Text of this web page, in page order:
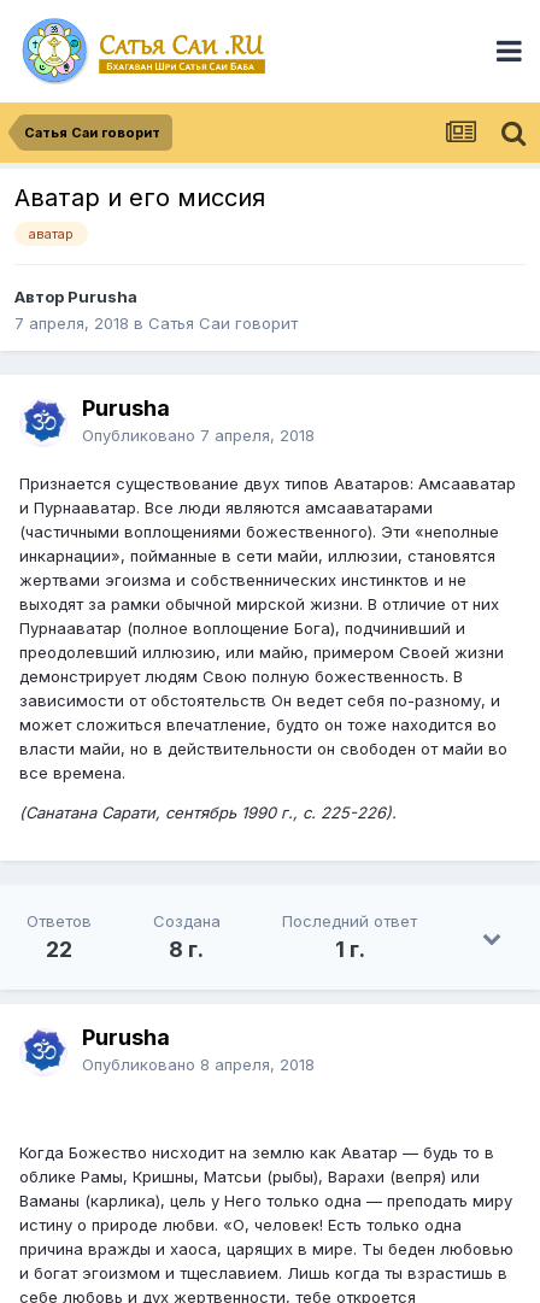
Сатья Саи говорит
Аватар и его миссия
аватар
Автор Purusha
7 апреля, 2018 в Сатья Саи говорит
Purusha
Опубликовано 7 апреля, 2018
Признается существование двух типов Аватаров: Амсааватар
и Пурнааватар. Все люди являются амсааватарами
(частичными воплощениями божественного). Эти «неполные
инкарнации», пойманные в сети майи, иллюзии, становятся
жертвами эгоизма и собственнических инстинктов и не
выходят за рамки обычной мирской жизни. В отличие от них
Пурнааватар (полное воплощение Бога), подчинивший и
преодолевший иллюзию, или майю, примером Своей жизни
демонстрирует людям Свою полную божественность. В
зависимости от обстоятельств Он ведет себя по-разному, и
может сложиться впечатление, будто он тоже находится во
власти майи, но в действительности он свободен от майи во
все времена.
(Санатана Сарати, сентябрь 1990 г., с. 225-226).
Ответов
22
Создана
8 г.
Последний ответ
1 г.
Purusha
Опубликовано 8 апреля, 2018
Когда Божество нисходит на землю как Аватар — будь то в
облике Рамы, Кришны, Матсьи (рыбы), Варахи (вепря) или
Ваманы (карлика), цель у Него только одна — преподать миру
истину о природе любви. «О, человек! Есть только одна
причина вражды и хаоса, царящих в мире. Ты беден любовью
и богат эгоизмом и тщеславием. Лишь когда ты взрастишь в
себе любовь и дух жертвенности, тебе откроется